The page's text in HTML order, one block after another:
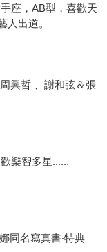
座，AB型，喜歡天
人出道。
興哲 、謝和弦＆張
樂智多星......
同名寫真書‧特典